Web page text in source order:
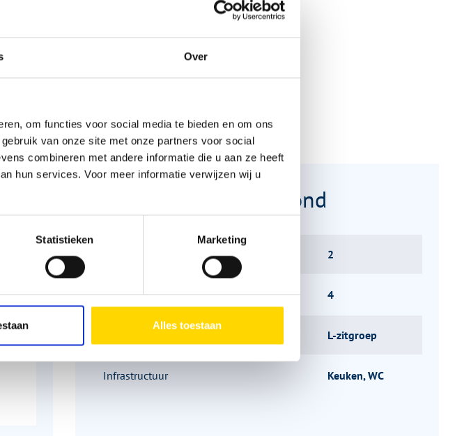
Over
om functies voor social media te bieden en om ons
van onze site met onze partners voor social
combineren met andere informatie die u aan ze heeft
hun services. Voor meer informatie verwijzen wij u
Statistieken Marketing
Alles toestaan
Beschrijving plattegrond
2
Aantal zitplaatsen met gordels 4
L-zitgroep
Infrastructuur Keuken, WC